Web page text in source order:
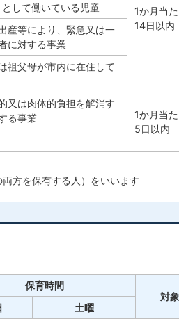
1か月当た
14日以内
して働いている児童
産等により、緊急又は一
に対する事業
祖父母が市内に在住して
又は肉体的負担を解消す
る事業
1か月当た
5日以内
方を保有する人）をいいます
保育時間
対
土曜